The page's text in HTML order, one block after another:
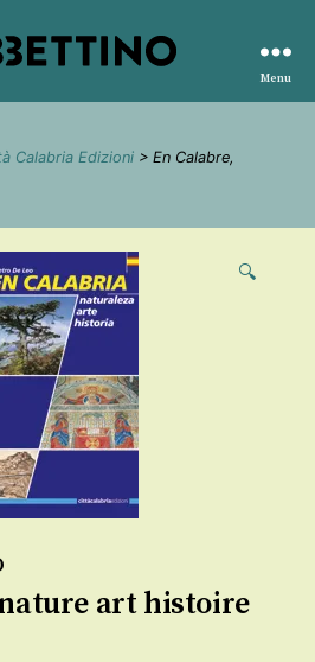
editore
Menu
Calabria Edizioni > En Calabre,
🔍
art histoire